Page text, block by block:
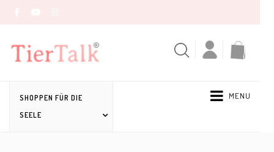
SHOPPEN FÜR DIE
SEELE
MENU